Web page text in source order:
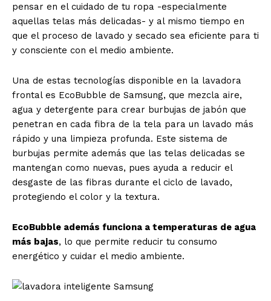
pensar en el cuidado de tu ropa -especialmente
aquellas telas más delicadas- y al mismo tiempo en
que el proceso de lavado y secado sea eficiente para ti
y consciente con el medio ambiente.
Una de estas tecnologías disponible en la lavadora
frontal es EcoBubble de Samsung, que mezcla aire,
agua y detergente para crear burbujas de jabón que
penetran en cada fibra de la tela para un lavado más
rápido y una limpieza profunda. Este sistema de
burbujas permite además que las telas delicadas se
mantengan como nuevas, pues ayuda a reducir el
desgaste de las fibras durante el ciclo de lavado,
protegiendo el color y la textura.
EcoBubble además funciona a temperaturas de agua
más bajas, lo que permite reducir tu consumo
energético y cuidar el medio ambiente.